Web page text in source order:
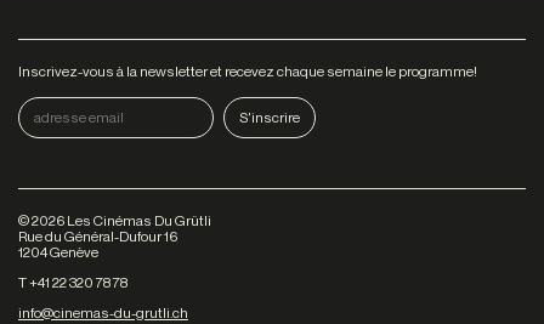
Inscrivez-vous à la newsletter et recevez chaque semaine le programme!
©2026 Les Cinémas Du Grütli
Rue du Général-Dufour 16
1204 Genève
T +41 22 320 78 78
info@cinemas-du-grutli.ch